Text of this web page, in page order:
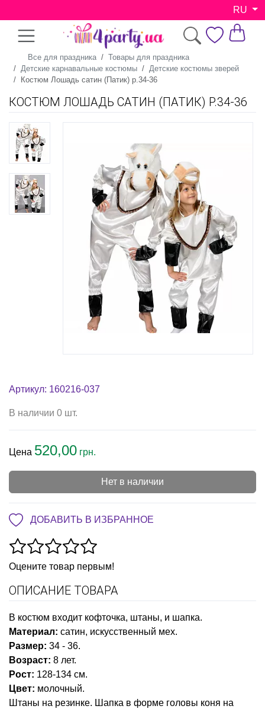
RU
Все для праздника
Товары для праздника
Детские карнавальные костюмы
Детские костюмы зверей
Костюм Лошадь сатин (Патик) р.34-36
КОСТЮМ ЛОШАДЬ САТИН (ПАТИК) Р.34-36
Артикул: 160216-037
В наличии 0 шт.
Цена 520,00 грн.
Нет в наличии
ДОБАВИТЬ В ИЗБРАННОЕ
Оцените товар первым!
ОПИСАНИЕ ТОВАРА
В костюм входит кофточка, штаны, и шапка.
Материал: сатин, искусственный мех.
Размер: 34 - 36.
Возраст: 8 лет.
Рост: 128-134 см.
Цвет: молочный.
Штаны на резинке. Шапка в форме головы коня на